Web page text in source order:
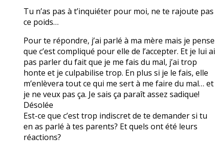
Tu n’as pas à t’inquiéter pour moi, ne te rajoute pas
ce poids…
Pour te répondre, j’ai parlé à ma mère mais je pense
que c’est compliqué pour elle de l’accepter. Et je lui ai
pas parler du fait que je me fais du mal, j’ai trop
honte et je culpabilise trop. En plus si je le fais, elle
m’enlèvera tout ce qui me sert à me faire du mal… et
je ne veux pas ça. Je sais ça paraît assez sadique!
Désolée
Est-ce que c’est trop indiscret de te demander si tu
en as parlé à tes parents? Et quels ont été leurs
réactions?